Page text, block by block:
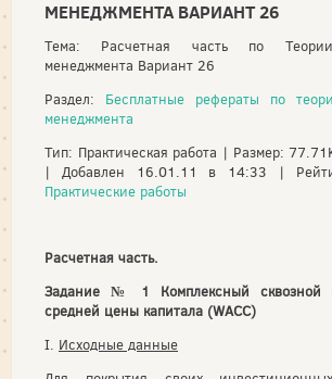
МЕНЕДЖМЕНТА ВАРИАНТ 26
Тема: Расчетная часть по
менеджмента Вариант 26
Раздел: Бесплатные рефераты по
менеджмента
Тип: Практическая работа | Размер:
| Добавлен 16.01.11 в 14:33 |
Практические работы
Расчетная часть.
Задание № 1 Комплексный сквозной
средней цены капитала (WACC)
I. Исходные данные